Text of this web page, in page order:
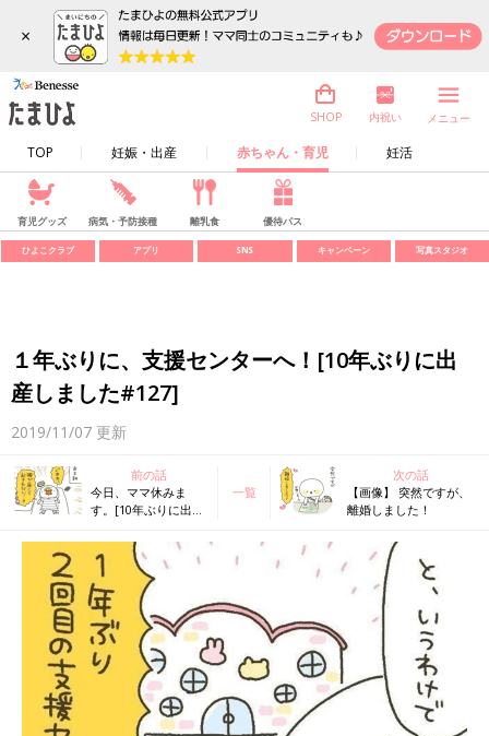
×
TOP 妊娠・出産 赤ちゃん・育児 妊活
SHOP 内祝い メニュー
育児グッズ 病気・予防接種 離乳食 優待パス
ひよこクラブ アプリ SNS キャンペーン 写真スタジオ
１年ぶりに、支援センターへ！[10年ぶりに出
産しました#127]
2019/11/07 更新
前の話
今日、ママ休みま
す。[10年ぶりに出産
一覧
次の話
【画像】 突然ですが、
離婚しました！